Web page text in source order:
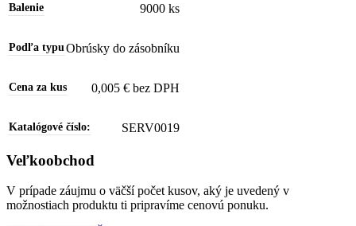
Balenie 9000 ks
Podľa typuObrúsky do zásobníku
Cena za kus 0,005 € bez DPH
Katalógové číslo: SERV0019
Veľkoobchod
V prípade záujmu o väčší počet kusov, aký je uvedený v
možnostiach produktu ti pripravíme cenovú ponuku.